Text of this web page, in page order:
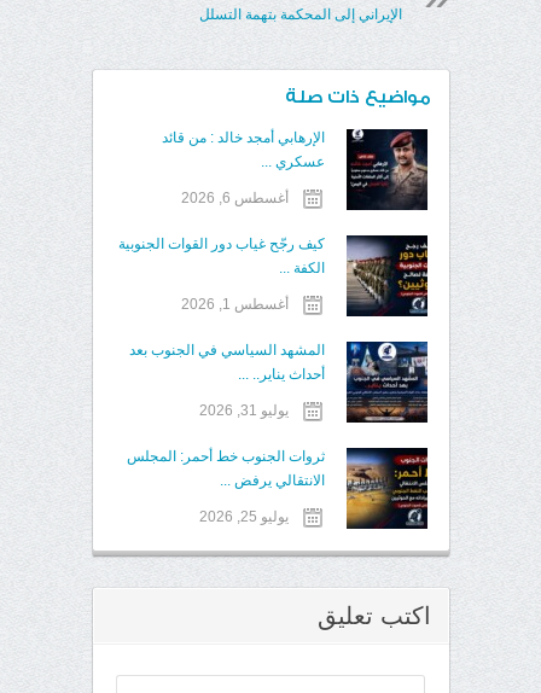
الإيراني إلى المحكمة بتهمة التسلل
مواضيع ذات صلة
الإرهابي أمجد خالد : من قائد
عسكري ...
أغسطس 6, 2026
كيف رجّح غياب دور القوات الجنوبية
الكفة ...
أغسطس 1, 2026
المشهد السياسي في الجنوب بعد
أحداث يناير.. ...
يوليو 31, 2026
ثروات الجنوب خط أحمر: المجلس
الانتقالي يرفض ...
يوليو 25, 2026
اكتب تعليق